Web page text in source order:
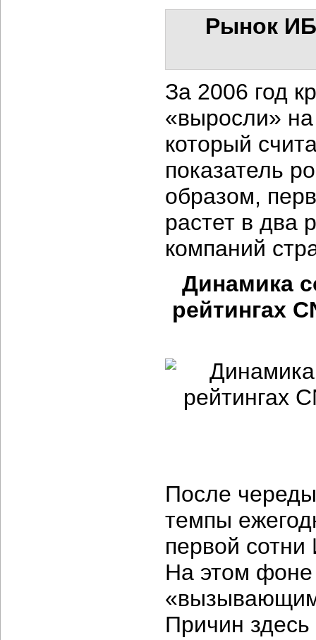
Рынок
За 2006 год
«выросли»
который
показатель
образом,
растет в два
компаний
Динамика
рейтингах
После
темпы
первой
На этом фоне
Причин